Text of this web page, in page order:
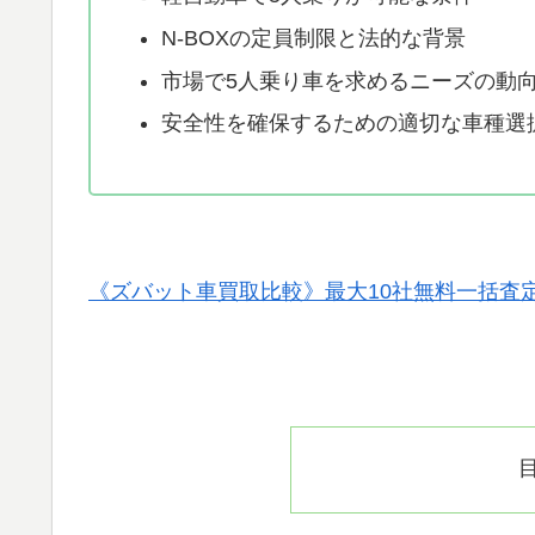
N-BOXの定員制限と法的な背景
市場で5人乗り車を求めるニーズの動向
安全性を確保するための適切な車種選
《ズバット車買取比較》最大10社無料一括査